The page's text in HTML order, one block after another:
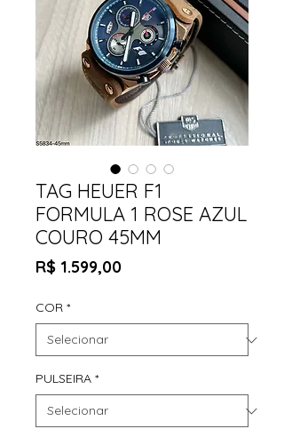
TAG HEUER F1
FORMULA 1 ROSE AZUL
COURO 45MM
R$ 1.599,00Preço
COR *
PULSEIRA *